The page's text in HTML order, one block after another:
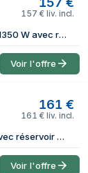
157 € liv. incl.
Cafetières à Capsules Cecotec FreeStyle Latte T 1350 W avec réservoir de 400 ml pour 6 types de café
Voir l'offre
161 €
161 € liv. incl.
Cafetières à Capsules FreeStyle Latte T 1350 W avec réservoir de 400 ml pour 6 types de café
Voir l'offre